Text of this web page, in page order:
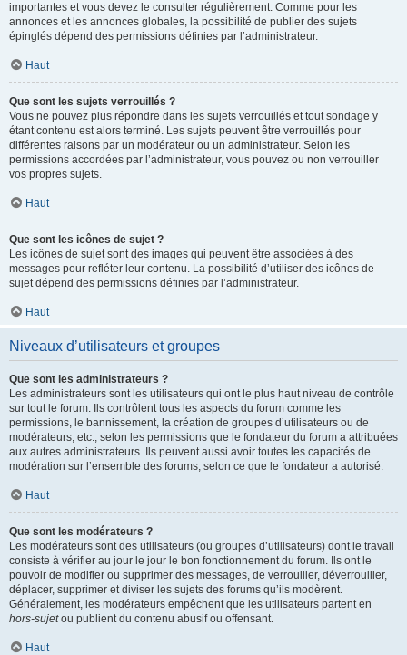
importantes et vous devez le consulter régulièrement. Comme pour les
annonces et les annonces globales, la possibilité de publier des sujets
épinglés dépend des permissions définies par l’administrateur.
Haut
Que sont les sujets verrouillés ?
Vous ne pouvez plus répondre dans les sujets verrouillés et tout sondage y
étant contenu est alors terminé. Les sujets peuvent être verrouillés pour
différentes raisons par un modérateur ou un administrateur. Selon les
permissions accordées par l’administrateur, vous pouvez ou non verrouiller
vos propres sujets.
Haut
Que sont les icônes de sujet ?
Les icônes de sujet sont des images qui peuvent être associées à des
messages pour refléter leur contenu. La possibilité d’utiliser des icônes de
sujet dépend des permissions définies par l’administrateur.
Haut
Niveaux d’utilisateurs et groupes
Que sont les administrateurs ?
Les administrateurs sont les utilisateurs qui ont le plus haut niveau de contrôle
sur tout le forum. Ils contrôlent tous les aspects du forum comme les
permissions, le bannissement, la création de groupes d’utilisateurs ou de
modérateurs, etc., selon les permissions que le fondateur du forum a attribuées
aux autres administrateurs. Ils peuvent aussi avoir toutes les capacités de
modération sur l’ensemble des forums, selon ce que le fondateur a autorisé.
Haut
Que sont les modérateurs ?
Les modérateurs sont des utilisateurs (ou groupes d’utilisateurs) dont le travail
consiste à vérifier au jour le jour le bon fonctionnement du forum. Ils ont le
pouvoir de modifier ou supprimer des messages, de verrouiller, déverrouiller,
déplacer, supprimer et diviser les sujets des forums qu’ils modèrent.
Généralement, les modérateurs empêchent que les utilisateurs partent en
hors-sujetou publient du contenu abusif ou offensant.
Haut